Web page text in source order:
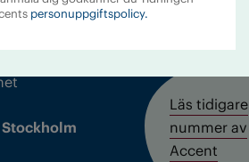
Läs tidigare
nummer av
Accent
personuppgiftspolicy.